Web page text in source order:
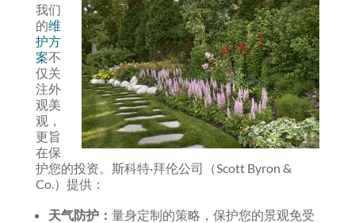
我们
的维
护方
案不
仅关
注外
观美
观，
更旨
在保
护您的投资。斯科特·拜伦公司（Scott Byron &
Co.）提供：
天气防护： 量身定制的策略，保护您的景观免受